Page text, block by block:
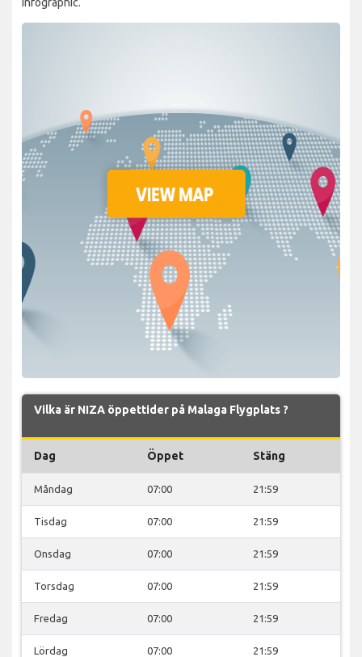
Vilka är NIZA öppettider på Malaga Flygplats ?
Dag Öppet Stäng
Måndag 07:00 21:59
Tisdag 07:00 21:59
Onsdag 07:00 21:59
Torsdag 07:00 21:59
Fredag 07:00 21:59
Lördag 07:00 21:59